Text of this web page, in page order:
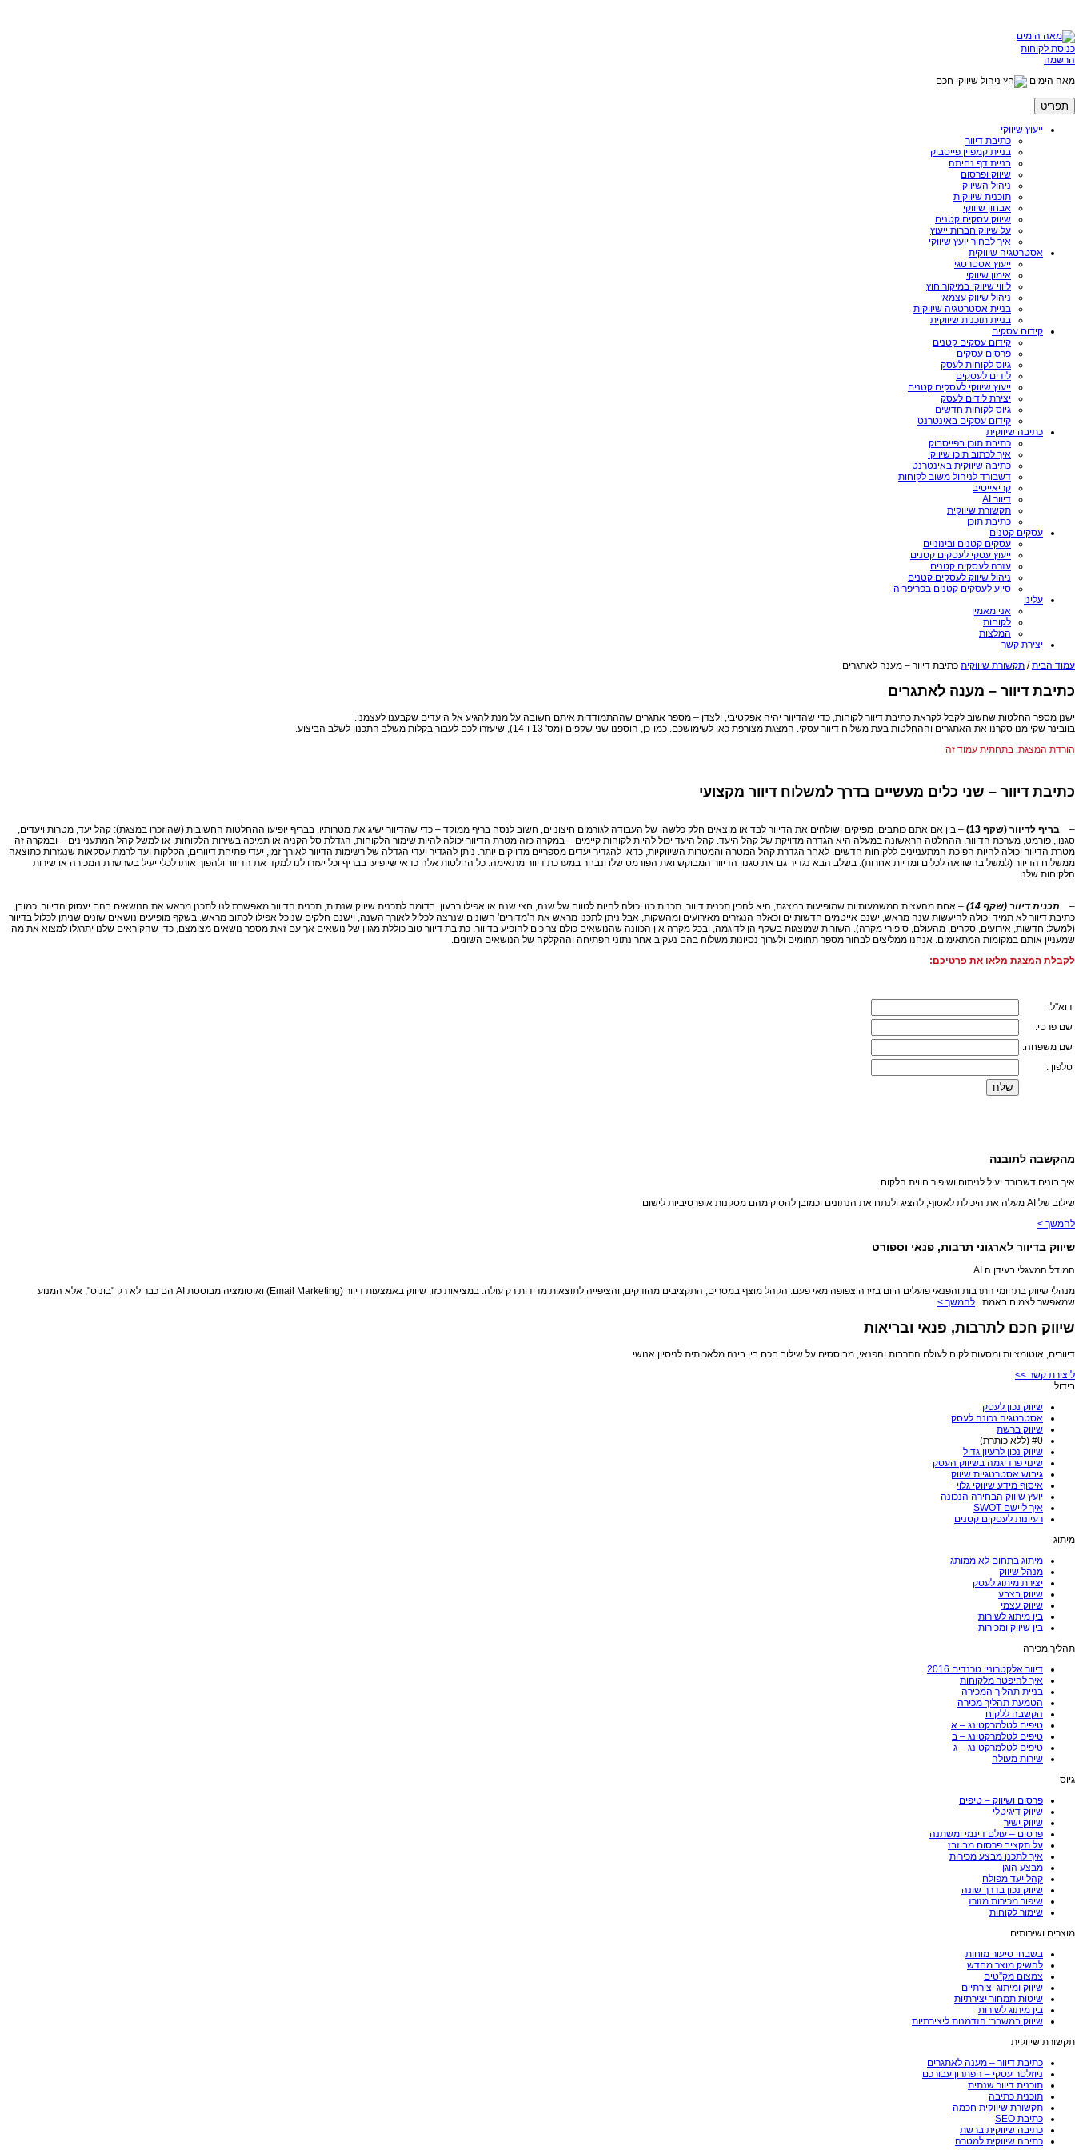
כניסת לקוחות
הרשמה
מאה הימים
ניהול שיווקי חכם
תפריט
ייעוץ שיווקי
כתיבת דיוור
בניית קמפיין פייסבוק
בניית דף נחיתה
שיווק ופרסום
ניהול השיווק
תוכנית שיווקית
אבחון שיווקי
שיווק עסקים קטנים
על שיווק חברות ייעוץ
איך לבחור יועץ שיווקי
אסטרטגיה שיווקית
ייעוץ אסטרטגי
אימון שיווקי
ליווי שיווקי במיקור חוץ
ניהול שיווק עצמאי
בניית אסטרטגיה שיווקית
בניית תוכנית שיווקית
קידום עסקים
קידום עסקים קטנים
פרסום עסקים
גיוס לקוחות לעסק
לידים לעסקים
ייעוץ שיווקי לעסקים קטנים
יצירת לידים לעסק
גיוס לקוחות חדשים
קידום עסקים באינטרנט
כתיבה שיווקית
כתיבת תוכן בפייסבוק
איך לכתוב תוכן שיווקי
כתיבה שיווקית באינטרנט
דשבורד לניהול משוב לקוחות
קריאייטיב
דיוור AI
תקשורת שיווקית
כתיבת תוכן
עסקים קטנים
עסקים קטנים ובינוניים
ייעוץ עסקי לעסקים קטנים
עזרה לעסקים קטנים
ניהול שיווק לעסקים קטנים
סיוע לעסקים קטנים בפריפריה
עלינו
אני מאמין
לקוחות
המלצות
יצירת קשר
עמוד הבית/ תקשורת שיווקית כתיבת דיוור – מענה לאתגרים
כתיבת דיוור – מענה לאתגרים
ישנן מספר החלטות שחשוב לקבל לקראת כתיבת דיוור לקוחות, כדי שהדיוור יהיה אפקטיבי, ולצדן – מספר אתגרים שההתמודדות איתם חשובה על מנת להגיע אל היעדים שקבענו לעצמנו.
בוובינר שקיימנו סקרנו את האתגרים וההחלטות בעת משלוח דיוור עסקי. המצגת מצורפת כאן לשימושכם. כמו-כן, הוספנו שני שקפים (מס' 13 ו-14), שיעזרו לכם לעבור בקלות משלב התכנון לשלב הביצוע.
הורדת המצגת: בתחתית עמוד זה
כתיבת דיוור – שני כלים מעשיים בדרך למשלוח דיוור מקצועי
– בריף לדיוור (שקף 13)
– בין אם אתם כותבים, מפיקים ושולחים את הדיוור לבד או מוצאים חלק כלשהו של העבודה לגורמים חיצוניים, חשוב לנסח בריף ממוקד – כדי שהדיוור ישיג את מטרותיו. בבריף יופיעו ההחלטות החשובות (שהוזכרו במצגת): קהל יעד, מטרות ויעדים,
סגנון, פורמט, מערכת הדיוור. ההחלטה הראשונה במעלה היא הגדרה מדויקת של קהל היעד. קהל היעד יכול להיות לקוחות קיימים – במקרה כזה מטרת הדיוור יכולה להיות שימור הלקוחות, הגדלת סל הקניה או תמיכה בשירות הלקוחות, או למשל קהל המתעניינים – ובמקרה זה
מטרת הדיוור יכולה להיות הפיכת המתעניינים ללקוחות חדשים. לאחר הגדרת קהל המטרה והמטרות השיווקיות, כדאי להגדיר יעדים מספריים מדויקים יותר. ניתן להגדיר יעדי הגדלה של רשימות הדיוור לאורך זמן, יעדי פתיחת דיוורים, הקלקות ועד לרמת עסקאות שנגזרות כתוצאה
ממשלוח הדיוור (למשל בהשוואה לכלים ומדיות אחרות). בשלב הבא נגדיר גם את סגנון הדיוור המבוקש ואת הפורמט שלו ונבחר במערכת דיוור מתאימה. כל החלטות אלה כדאי שיופיעו בבריף וכל יעזרו לנו למקד את הדיוור ולהפוך אותו לכלי יעיל בשרשרת המכירה או שירות
הלקוחות שלנו.
– תכנית דיוור (שקף 14)
– אחת מהעצות המשמעותיות שמופיעות במצגת, היא להכין תכנית דיוור. תכנית כזו יכולה להיות לטווח של שנה, חצי שנה או אפילו רבעון. בדומה לתכנית שיווק שנתית, תכנית הדיוור מאפשרת לנו לתכנן מראש את הנושאים בהם יעסוק הדיוור. כמובן,
כתיבת דיוור לא תמיד יכולה להיעשות שנה מראש, ישנם אייטמים חדשותיים וכאלה הנגזרים מאירועים ומהשקות, אבל ניתן לתכנן מראש את ה'מדורים' השונים שנרצה לכלול לאורך השנה, וישנם חלקים שנוכל אפילו לכתוב מראש. בשקף מופיעים נושאים שונים שניתן לכלול בדיוור
(למשל: חדשות, אירועים, סקרים, מהעולם, סיפורי מקרה). השורות שמוצגות בשקף הן לדוגמה, ובכל מקרה אין הכוונה שהנושאים כולם צריכים להופיע בדיוור. כתיבת דיוור טוב כוללת מגוון של נושאים אך עם זאת מספר נושאים מצומצם, כדי שהקוראים שלנו יתרגלו למצוא את מה
שמעניין אותם במקומות המתאימים. אנחנו ממליצים לבחור מספר תחומים ולערוך נסיונות משלוח בהם נעקוב אחר נתוני הפתיחה וההקלקה של הנושאים השונים.
לקבלת המצגת מלאו את פרטיכם:
דוא"ל:
שם פרטי:
שם משפחה:
טלפון :
מהקשבה לתובנה
איך בונים דשבורד יעיל לניתוח ושיפור חווית הלקוח
שילוב של AI מעלה את היכולת לאסוף, להציג ולנתח את הנתונים וכמובן להסיק מהם מסקנות אופרטיביות לישום
להמשך >
שיווק בדיוור לארגוני תרבות, פנאי וספורט
המודל המעגלי בעידן ה AI
מנהלי שיווק בתחומי התרבות והפנאי פועלים היום בזירה צפופה מאי פעם: הקהל מוצף במסרים, התקציבים מהודקים, והציפייה לתוצאות מדידות רק עולה. במציאות כזו, שיווק באמצעות דיוור (Email Marketing) ואוטומציה מבוססת AI הם כבר לא רק "בונוס", אלא המנוע
שמאפשר לצמוח באמת.. להמשך >
שיווק חכם לתרבות, פנאי ובריאות
דיוורים, אוטומציות ומסעות לקוח לעולם התרבות והפנאי, מבוססים על שילוב חכם בין בינה מלאכותית לניסיון אנושי
ליצירת קשר >>
בידול
שיווק נכון לעסק
אסטרטגיה נכונה לעסק
שיווק ברשת
#0 (ללא כותרת)
שיווק נכון לרעיון גדול
שינוי פרדיגמה בשיווק העסק
גיבוש אסטרטגיית שיווק
איסוף מידע שיווקי גלוי
יועץ שיווק הבחירה הנכונה
איך ליישם SWOT
רעיונות לעסקים קטנים
מיתוג
מיתוג בתחום לא ממותג
מנהל שיווק
יצירת מיתוג לעסק
שיווק בצבע
שיווק עצמי
בין מיתוג לשירות
בין שיווק ומכירות
תהליך מכירה
דיוור אלקטרוני: טרנדים 2016
איך להיפטר מלקוחות
בניית תהליך המכירה
הטמעת תהליך מכירה
הקשבה ללקוח
טיפים לטלמרקטינג – א
טיפים לטלמרקטינג – ב
טיפים לטלמרקטינג – ג
שירות מעולה
גיוס
פרסום ושיווק – טיפים
שיווק דיגיטלי
שיווק ישיר
פרסום – עולם דינמי ומשתנה
על תקציב פרסום מבוזבז
איך לתכנן מבצע מכירות
מבצע הוגן
קהל יעד מפולח
שיווק נכון בדרך שונה
שיפור מכירות מזורז
שימור לקוחות
מוצרים ושירותים
בשבחי סיעור מוחות
להשיק מוצר מחדש
צמצום מק”טים
שיווק ומיתוג יצירתיים
שיטות תמחור יצירתיות
בין מיתוג לשירות
שיווק במשבר: הזדמנות ליצירתיות
תקשורת שיווקית
כתיבת דיוור – מענה לאתגרים
ניוזלטר עסקי – הפתרון עבורכם
תוכנית דיוור שנתית
תוכנית כתיבה
תקשורת שיווקית חכמה
כתיבת SEO
כתיבה שיווקית ברשת
כתיבה שיווקית למטרה